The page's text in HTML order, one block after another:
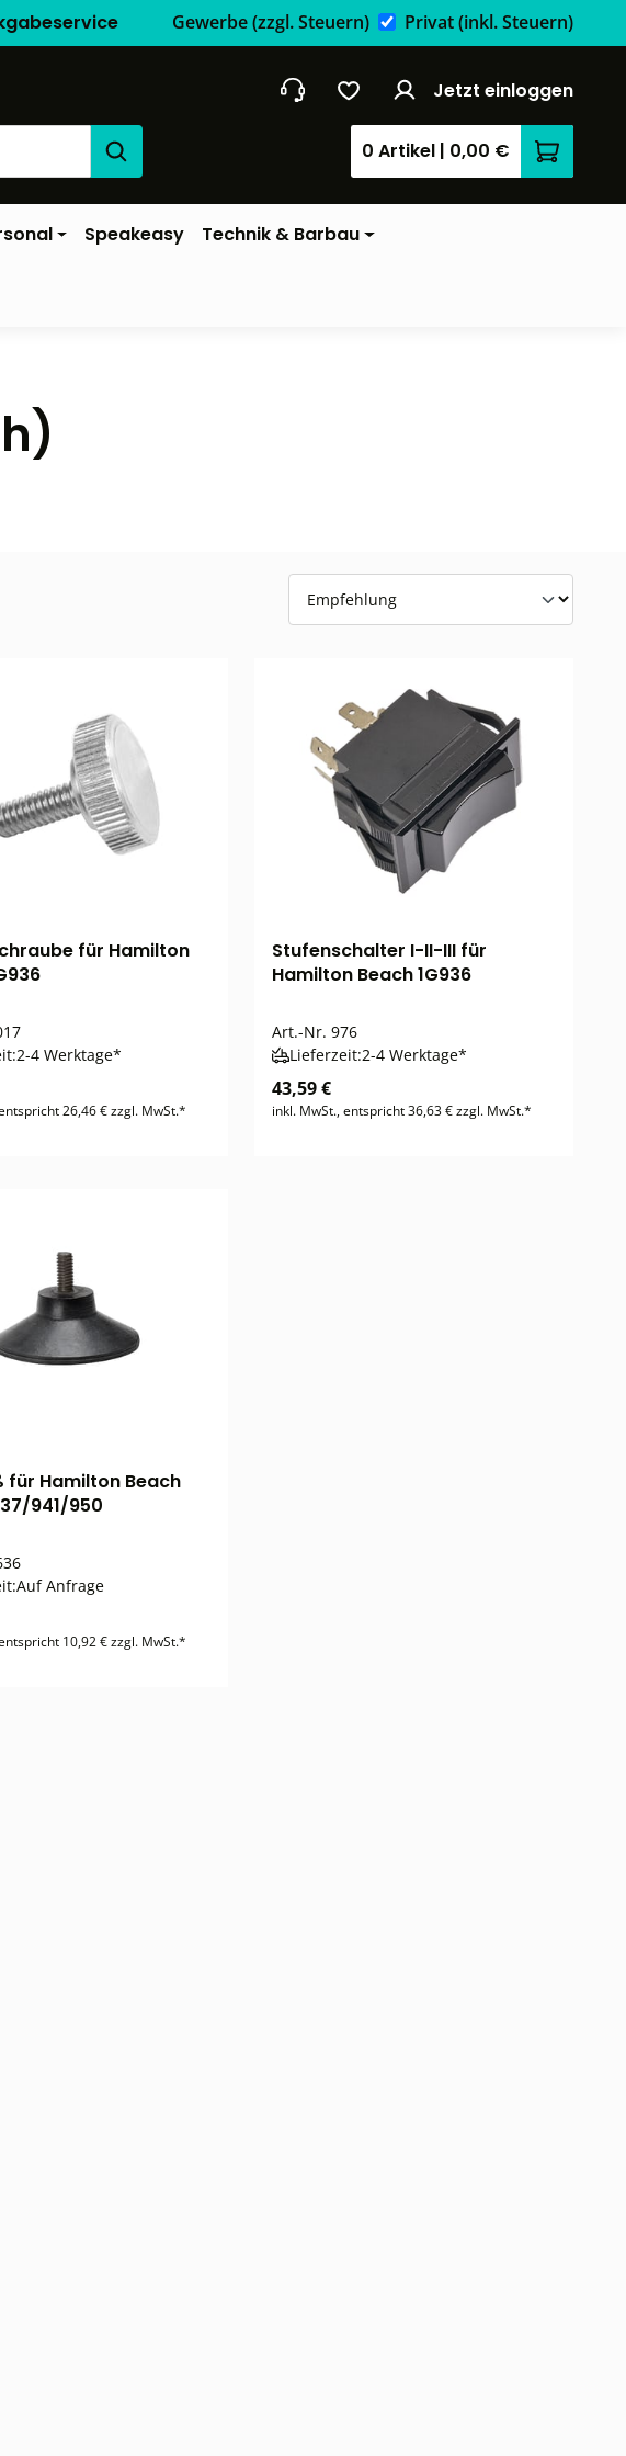
Gewerbe(zzgl. Steuern) Privat(inkl. Steuern)
Jetzt einloggen
0 Artikel | 0,00 €
Speakeasy Technik & Barbau
für Hamilton
2-4 Werktage*
26,46 € zzgl. MwSt.*
Stufenschalter I-II-III für
Hamilton Beach 1G936
Art.-Nr. 976
Lieferzeit:2-4 Werktage*
43,59 €
inkl. MwSt., entspricht 36,63 € zzgl. MwSt.*
für Hamilton Beach
941/950
Auf Anfrage
10,92 € zzgl. MwSt.*